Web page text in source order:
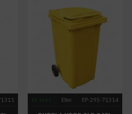
Elko EP-295-71314